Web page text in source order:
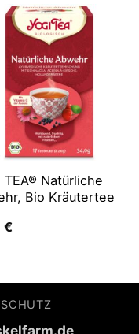
TEA® Natürliche
Bio Kräutertee
€